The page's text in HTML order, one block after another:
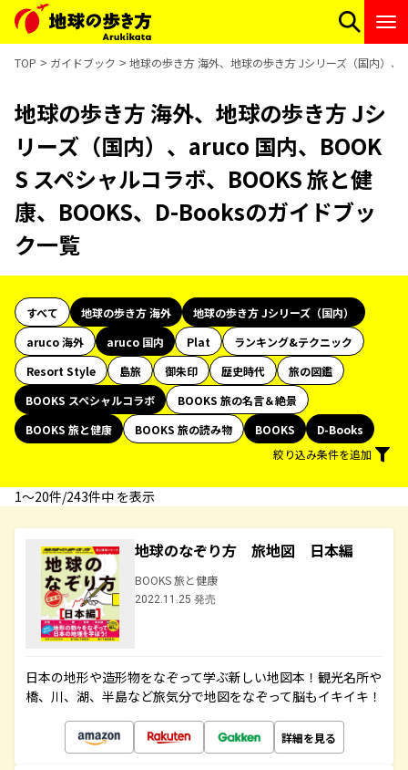
TOP ガイドブック 地球の歩き方 海外、地球の歩き方 Jシリーズ（国内）
地球の歩き方 海外、地球の歩き方 Jシ
リーズ（国内）、aruco 国内、BOOK
S スペシャルコラボ、BOOKS 旅と健
康、BOOKS、D-Booksのガイドブッ
ク一覧
すべて 地球の歩き方 海外
地球の歩き方 Jシリーズ（国内）
aruco 海外
aruco 国内 Plat
ランキング&テクニック
Resort Style
島旅 御朱印 歴史時代
旅の図鑑
BOOKS スペシャルコラボ
BOOKS 旅の名言＆絶景
BOOKS 旅と健康
BOOKS 旅の読み物 BOOKS
D-Books
絞り込み条件を追加
1〜20件/243件中 を表示
地球のなぞり方 旅地図 日本編
BOOKS 旅と健康
2022.11.25 発売
日本の地形や造形物をなぞって学ぶ新しい地図本！観光名所や
橋、川、湖、半島など旅気分で地図をなぞって脳もイキイキ！
詳細を見る